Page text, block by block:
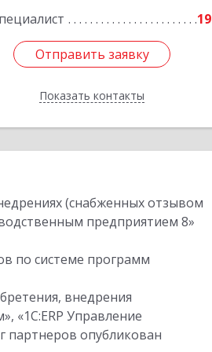
19
Отправить заявку
Показать контакты
Отправить заявку
Назад
(снабженных отзывом
предприятием 8»
по системе программ
внедрения
«1С:ERP Управление
партнеров опубликован